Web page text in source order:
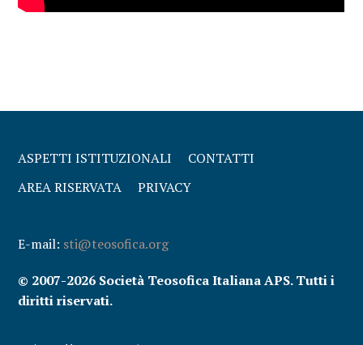
ASPETTI ISTITUZIONALI
CONTATTI
AREA RISERVATA
PRIVACY
E-mail: sti@teosofica.org
© 2007-2026 Società Teosofica Italiana APS. Tutti i
diritti riservati.